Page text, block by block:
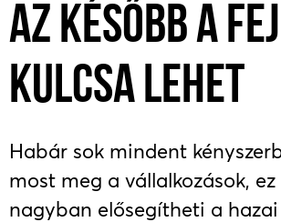
AZ KÉSŐBB A
KULCSA LEHET
Habár sok mindent
most meg a vállalkozások, ez
nagyban elősegítheti a